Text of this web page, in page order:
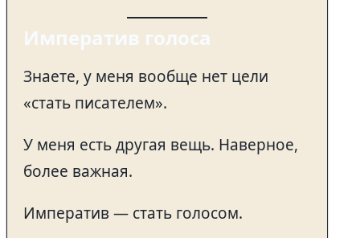
Императив голоса
Знаете, у меня вообще нет цели
«стать писателем».
У меня есть другая вещь. Наверное,
более важная.
Императив — стать голосом.